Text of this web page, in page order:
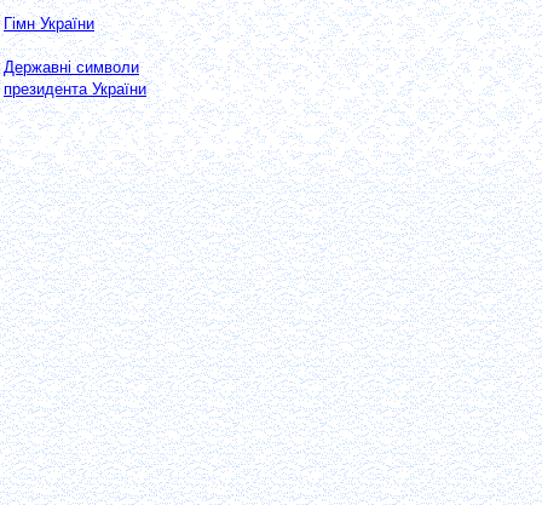
Гімн України
Державні символи
президента України